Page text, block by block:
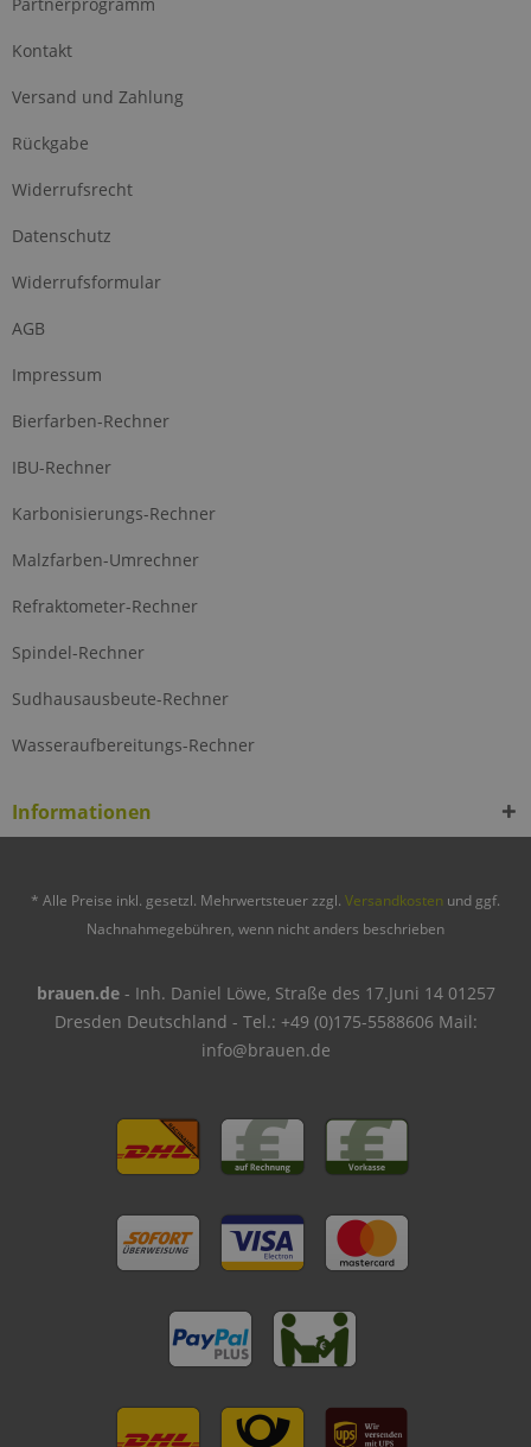
Kontakt
Versand und Zahlung
Rückgabe
Widerrufsrecht
Datenschutz
Widerrufsformular
AGB
Impressum
Bierfarben-Rechner
IBU-Rechner
Karbonisierungs-Rechner
Malzfarben-Umrechner
Refraktometer-Rechner
Spindel-Rechner
Sudhausausbeute-Rechner
Wasseraufbereitungs-Rechner
Informationen
* Alle Preise inkl. gesetzl. Mehrwertsteuer zzgl. Versandkosten und ggf.
Nachnahmegebühren, wenn nicht anders beschrieben
brauen.de- Inh. Daniel Löwe, Straße des 17.Juni 14 01257
Dresden Deutschland - Tel.: +49 (0)175-5588606 Mail:
info@brauen.de